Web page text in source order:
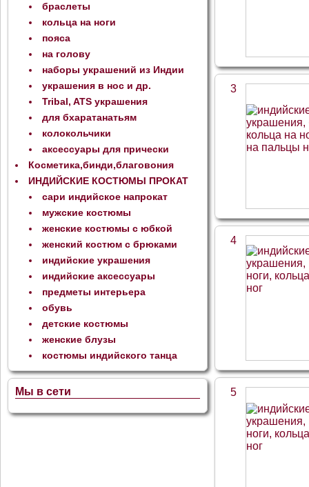
3
4
5
браслеты
кольца на ноги
пояса
на голову
наборы украшений из Индии
украшения в нос и др.
Tribal, ATS украшения
для бхаратанатьям
колокольчики
аксессуары для прически
Косметика,бинди,благовония
ИНДИЙСКИЕ КОСТЮМЫ ПРОКАТ
сари индийское напрокат
мужские костюмы
женские костюмы с юбкой
женский костюм с брюками
индийские украшения
индийские аксессуары
предметы интерьера
обувь
детские костюмы
женские блузы
костюмы индийского танца
Мы в сети